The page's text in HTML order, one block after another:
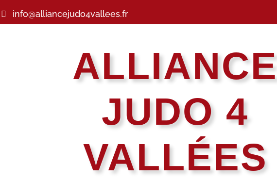
info@alliancejudo4vallees.fr
ALLIANCE
JUDO 4
VALLÉES